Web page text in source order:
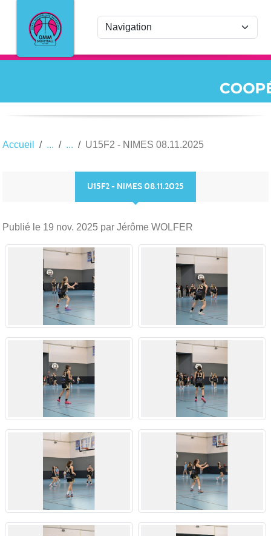
Accueil U15F2 - NIMES 08.11.2025
U15F2 - NIMES 08.11.2025
Publié le 19 nov. 2025 par Jérôme WOLFER